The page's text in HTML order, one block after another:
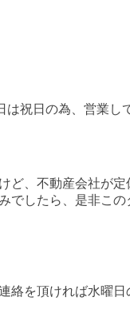
は祝日の為、営業し
ど、不動産会社が
でしたら、是非こ
絡を頂ければ水曜